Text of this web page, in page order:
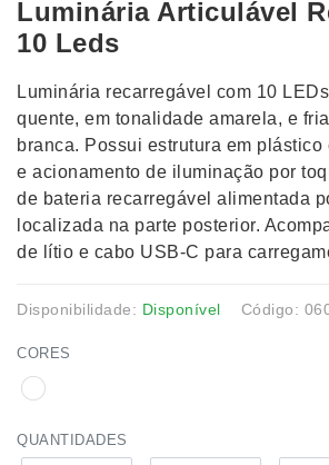
Luminária Articulável
10 Leds
Luminária recarregável com 10
quente, em tonalidade amarela, e
branca. Possui estrutura em plástico
e acionamento de iluminação por
de bateria recarregável alimentada
localizada na parte posterior.
de lítio e cabo USB-C para
Disponibilidade: Disponível Código:
CORES
QUANTIDADES